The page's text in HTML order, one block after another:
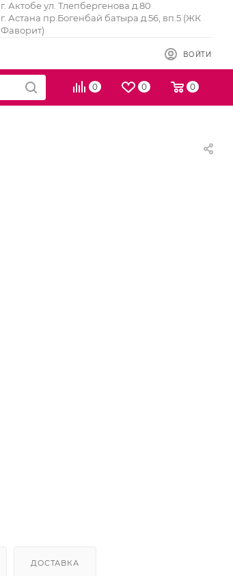
г. Актобе ул. Тлепбергенова д.80
г. Астана пр.Богенбай батыра д.56, вп.5 (ЖК
Фаворит)
ВОЙТИ
0 0 0
ДОСТАВКА